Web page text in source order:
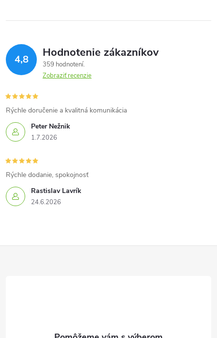
4,8 Hodnotenie zákazníkov
359 hodnotení
Zobraziť recenzie
Peter Nežnik
1.7.2026
Rýchle doručenie a kvalitná komunikácia
Rastislav Lavrík
24.6.2026
Rýchle dodanie, spokojnosť